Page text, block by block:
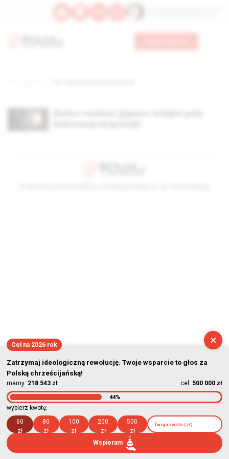
×
Cel na 2026 rok
Zatrzymaj ideologiczną rewolucję. Twoje wsparcie to głos za
Polską chrześcijańską!
mamy: 218 543 zł cel: 500 000 zł
44%
wybierz kwotę:
60
zł
80
zł
100
zł
200
zł
500
zł
Wspieram